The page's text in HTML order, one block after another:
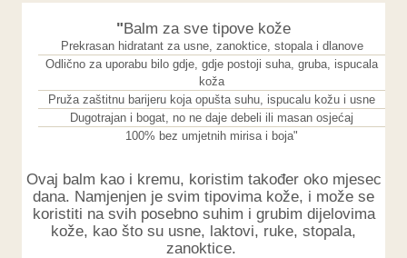
"Balm za sve tipove kože
Prekrasan hidratant za usne, zanoktice, stopala i dlanove
Odlično za uporabu bilo gdje, gdje postoji suha, gruba, ispucala
koža
Pruža zaštitnu barijeru koja opušta suhu, ispucalu kožu i usne
Dugotrajan i bogat, no ne daje debeli ili masan osjećaj
100% bez umjetnih mirisa i boja"
Ovaj balm kao i kremu, koristim također oko mjesec
dana. Namjenjen je svim tipovima kože, i može se
koristiti na svih posebno suhim i grubim dijelovima
kože, kao što su usne, laktovi, ruke, stopala,
zanoktice.